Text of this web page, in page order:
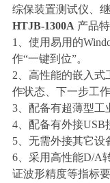
综保装置测试仪、
HTJB-1300A 产品
1、使用易用的
作“一键到位”。
2、高性能的嵌入
作状态、下一步工
3、配备有超薄型工
4、配备有外接
5、无需外接其它
6、采用高性能D/A
证波形精度等指标